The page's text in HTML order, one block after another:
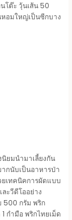
โต๊ะ วุ้นเส้น 50
หอมใหญ่เป็นซีกบาง
ยมนำมาเลี้ยงกัน
กนับเป็นอาหารป่า
เทคนิคการผัดแบบ
ะวีดีโออย่าง
500 กรัม พริก
กำมือ พริกไทยเม็ด